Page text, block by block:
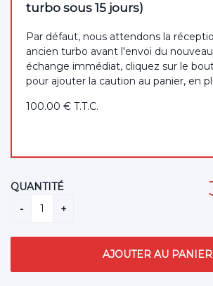
turbo sous 15 jours)
Par défaut, nous attendons la
ancien turbo avant l'envoi du
échange immédiat, cliquez sur le
pour ajouter la caution au panier, en
100.00 € T.T.C.
QUANTITÉ